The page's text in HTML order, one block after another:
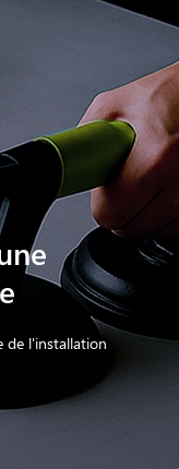
de l'installation